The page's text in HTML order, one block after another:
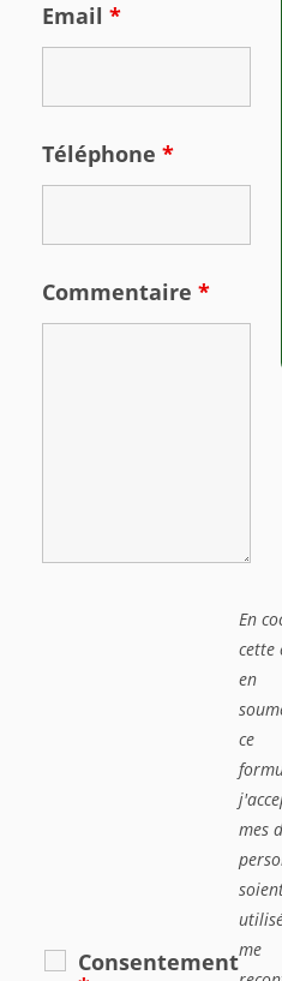
Email *
Téléphone *
Commentaire *
Consentement
En
cette
en
ce
mes
me